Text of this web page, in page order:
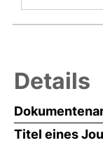
Details
Titel eines